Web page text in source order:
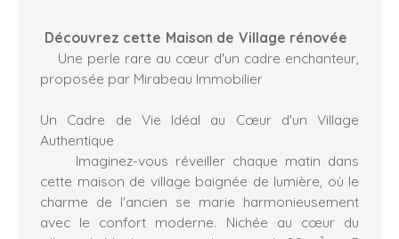
Découvrez cette Maison de Village rénovée
Une perle rare au cœur d'un cadre enchanteur,
proposée par Mirabeau Immobilier
Un Cadre de Vie Idéal au Cœur d'un Village
Authentique
Imaginez-vous réveiller chaque matin dans
cette maison de village baignée de lumière, où le
charme de l'ancien se marie harmonieusement
avec le confort moderne. Nichée au cœur du